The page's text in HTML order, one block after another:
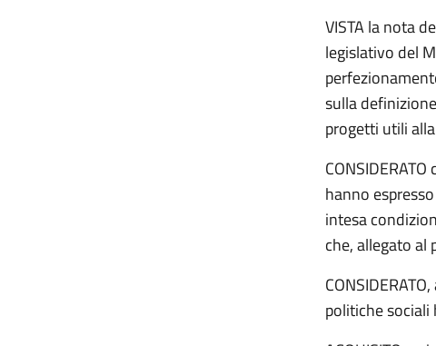
VISTA la nota
legislativo del
sulla
progetti utili
hanno
intesa
che, allegato al
politiche sociali